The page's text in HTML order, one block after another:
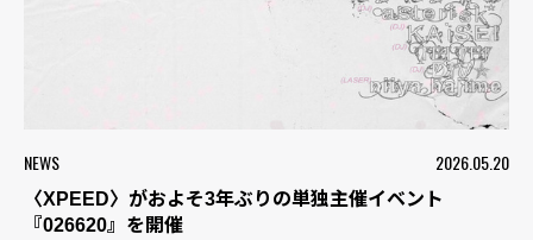
NEWS 2026.05.20
〈XPEED〉がおよそ3年ぶりの単独主催イベント
『026620』を開催